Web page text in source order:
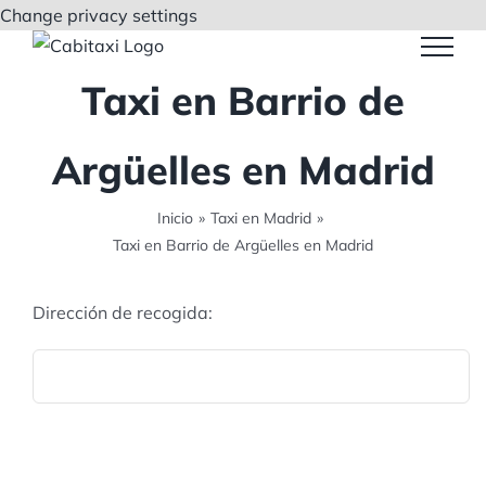
Change privacy settings
Taxi en Barrio de
Argüelles en Madrid
Inicio » Taxi en Madrid »
Taxi en Barrio de Argüelles en Madrid
Dirección de recogida: